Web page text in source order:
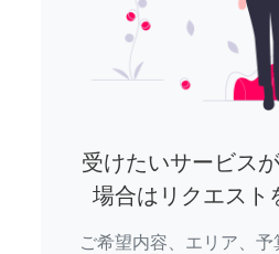
受けたいサービス
場合はリクエスト
ご希望内容、エリア、